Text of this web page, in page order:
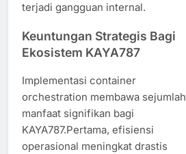
terjadi gangguan internal.
Keuntungan Strategis Bagi
Ekosistem KAYA787
Implementasi container
orchestration membawa sejumlah
manfaat signifikan bagi
KAYA787.Pertama, efisiensi
operasional meningkat drastis